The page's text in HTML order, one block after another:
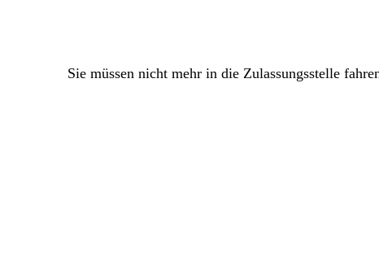
Sie müssen nicht mehr in die Zulassungsstelle